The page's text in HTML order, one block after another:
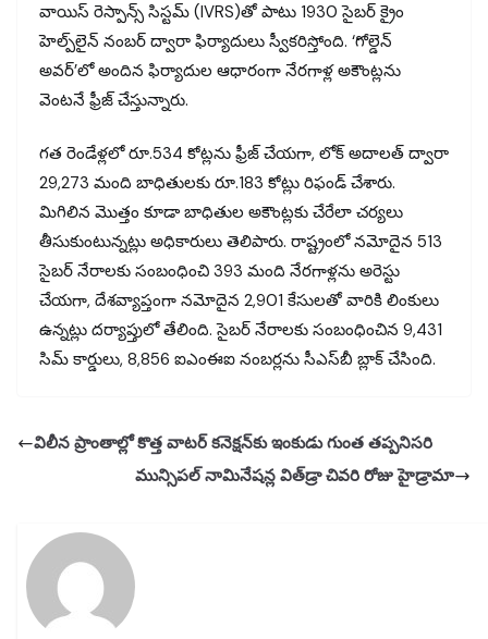
వాయిస్ రెస్పాన్స్ సిస్టమ్ (IVRS)తో పాటు 1930 సైబర్ క్రైం
హెల్ప్‌లైన్ నంబర్ ద్వారా ఫిర్యాదులు స్వీకరిస్తోంది. ‘గోల్డెన్
అవర్’లో అందిన ఫిర్యాదుల ఆధారంగా నేరగాళ్ల అకౌంట్లను
వెంటనే ఫ్రీజ్ చేస్తున్నారు.
గత రెండేళ్లలో రూ.534 కోట్లను ఫ్రీజ్ చేయగా, లోక్ అదాలత్ ద్వారా
29,273 మంది బాధితులకు రూ.183 కోట్లు రిఫండ్ చేశారు.
మిగిలిన మొత్తం కూడా బాధితుల అకౌంట్లకు చేరేలా చర్యలు
తీసుకుంటున్నట్లు అధికారులు తెలిపారు. రాష్ట్రంలో నమోదైన 513
సైబర్ నేరాలకు సంబంధించి 393 మంది నేరగాళ్లను అరెస్టు
చేయగా, దేశవ్యాప్తంగా నమోదైన 2,901 కేసులతో వారికి లింకులు
ఉన్నట్లు దర్యాప్తులో తేలింది. సైబర్ నేరాలకు సంబంధించిన 9,431
సిమ్ కార్డులు, 8,856 ఐఎంఈఐ నంబర్లను సీఎస్‌బీ బ్లాక్ చేసింది.
విలీన ప్రాంతాల్లో కొత్త వాటర్ కనెక్షన్‌కు ఇంకుడు గుంత తప్పనిసరి
మున్సిపల్ నామినేషన్ల విత్‌డ్రా చివరి రోజు హైడ్రామా